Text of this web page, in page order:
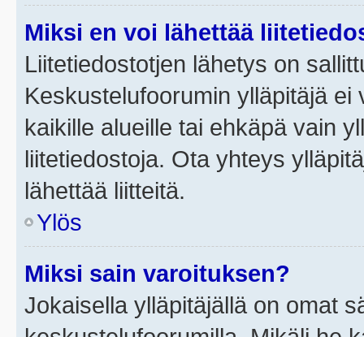
Miksi en voi lähettää
Liitetiedostotjen lähetys on
Keskustelufoorumin ylläpitäjä
kaikille alueille tai ehkäpä vain
liitetiedostoja. Ota yhteys
lähettää liitteitä.
Ylös
Miksi sain varoituksen?
Jokaisella ylläpitäjällä on omat